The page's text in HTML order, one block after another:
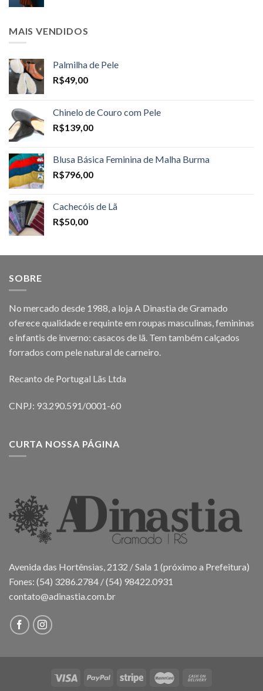
MAIS VENDIDOS
Palmilha de Pele
R$49,00
Chinelo de Couro com Pele
R$139,00
Blusa Básica Feminina de Malha Burma
R$796,00
Cachecóis de Lã
R$50,00
SOBRE
No mercado desde 1988, a loja A Dinastia de Gramado
oferece qualidade e requinte em roupas masculinas, femininas
e infantis de inverno: casacos de lã. Tem também calçados
forrados com pele natural de carneiro.
Recanto de Portugal Lãs Ltda
CNPJ: 93.290.591/0001-60
CURTA NOSSA PÁGINA
Avenida das Hortênsias, 2132 / Sala 1 (próximo a Prefeitura)
Fones: (54) 3286.2784 / (54) 98422.0931
contato@adinastia.com.br